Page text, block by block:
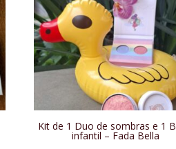
Kit de 1 Duo de sombras e 1
infantil – Fada Bella